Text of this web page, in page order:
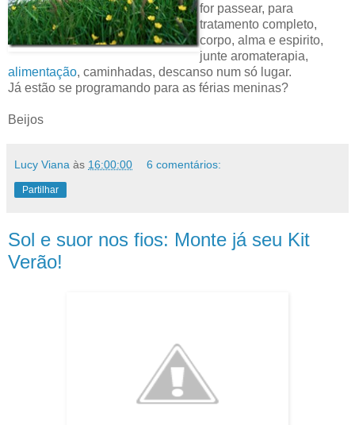
for passear, para
tratamento completo,
corpo, alma e espirito,
junte aromaterapia,
alimentação, caminhadas, descanso num só lugar.
Já estão se programando para as férias meninas?
Beijos
Lucy Viana às 16:00:00 6 comentários:
Partilhar
Sol e suor nos fios: Monte já seu Kit
Verão!